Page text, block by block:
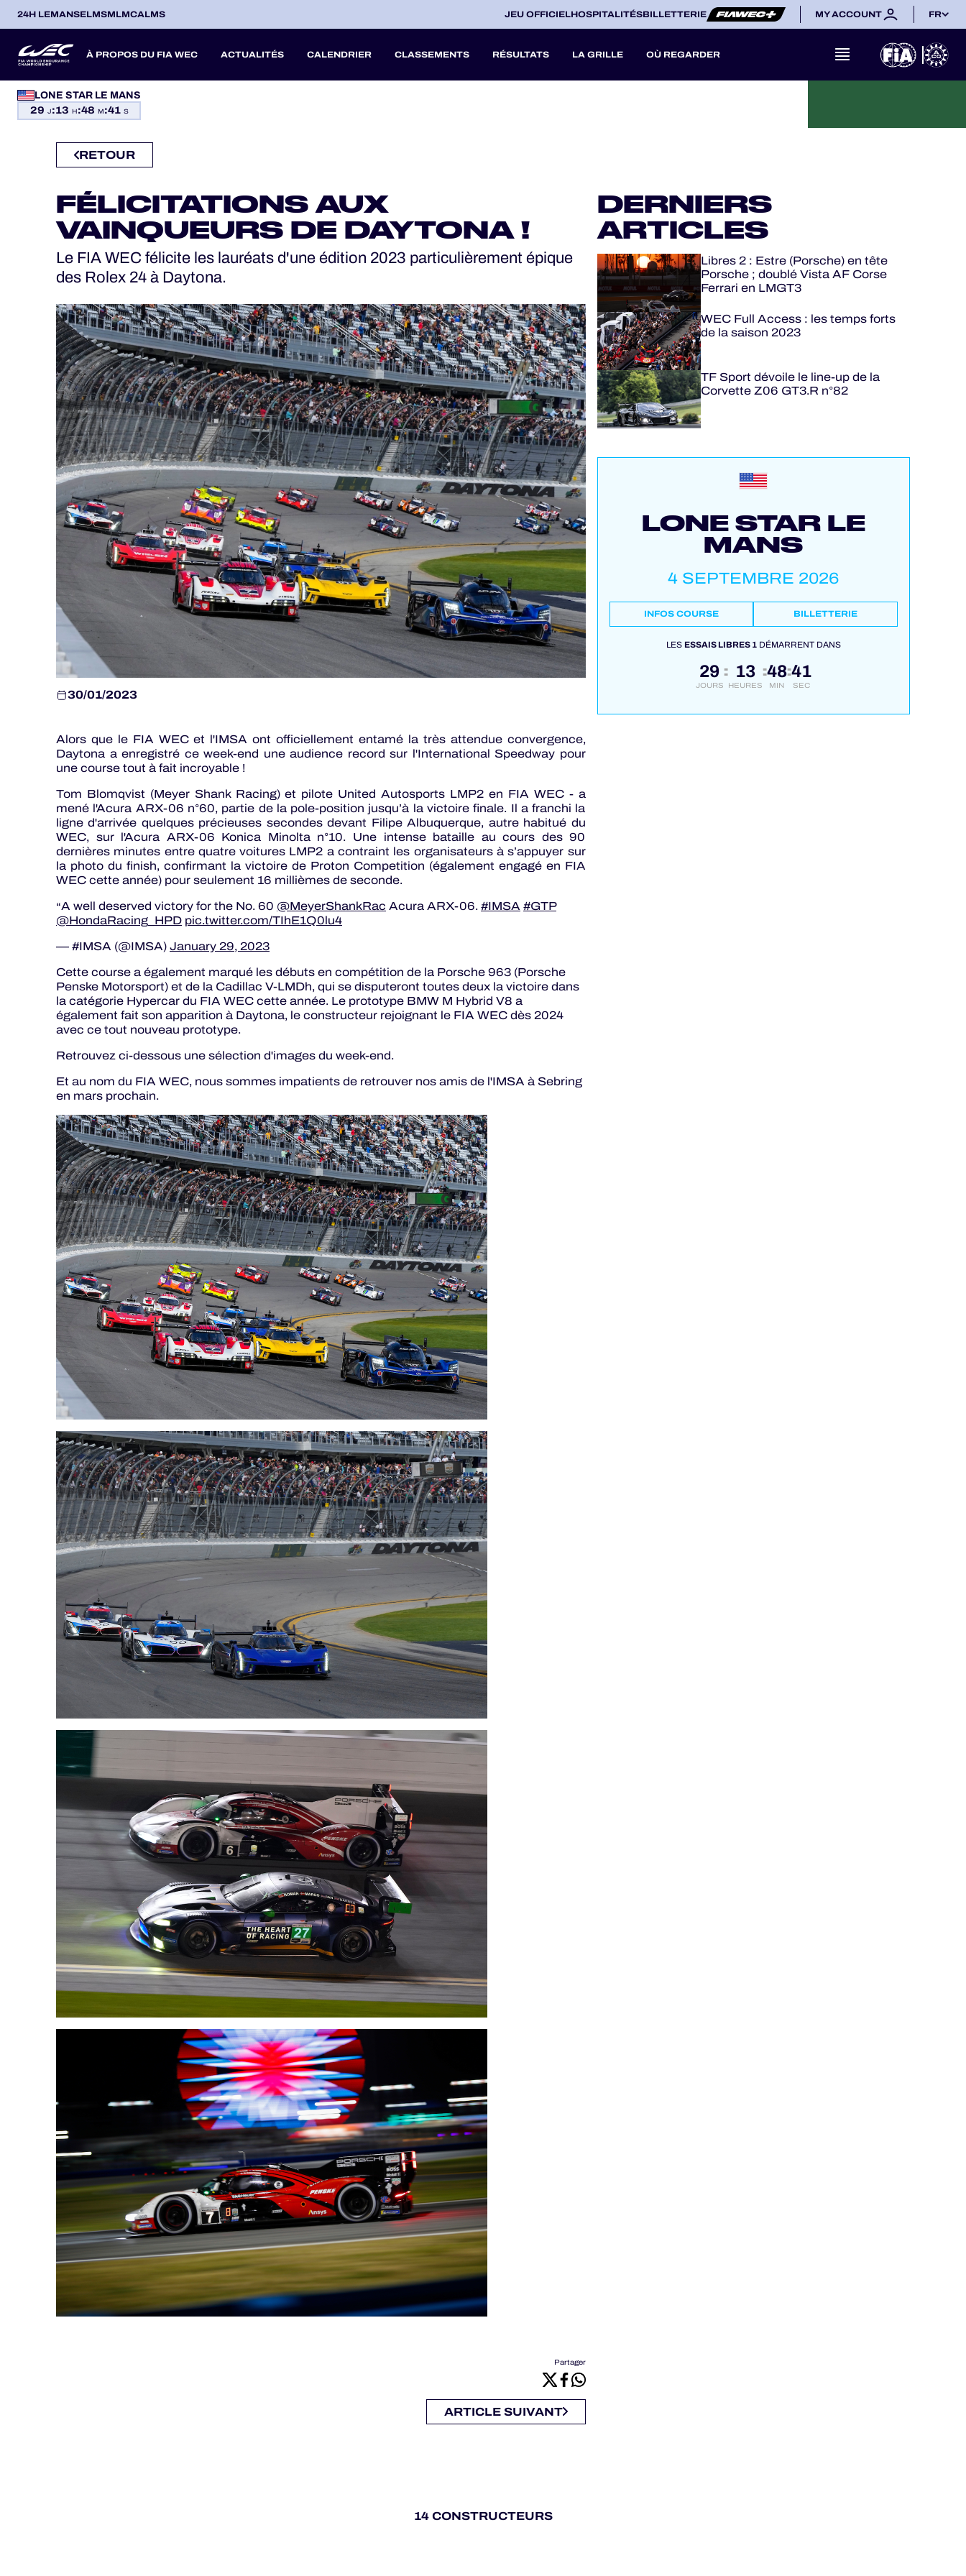
24H LEMANSELMSMLMCALMS JEU OFFICIELHOSPITALITÉSBILLETTERIE MY ACCOUNT FR
À PROPOS DU FIA WEC ACTUALITÉS CALENDRIER
SAISONS PASSÉESSAISON 2026
ITA
AVR
BEL
MAI
FRA
JUN JUL SEP SEP OCT NOV
CLASSEMENTS RÉSULTATS LA GRILLE OÙ REGARDER
LONE STAR LE MANS
29 J:13 H:48 M:40 S
PROGRAMMES OFFICIELS
HOSPITALITÉS
BILLETTERIE
24H LEMANS
RETOUR
FÉLICITATIONS AUX
VAINQUEURS DE DAYTONA !
Le FIA WEC félicite les lauréats d'une édition 2023 particulièrement épique
des Rolex 24 à Daytona.
30/01/2023
Alors que le FIA WEC et l'IMSA ont officiellement entamé la très attendue convergence,
Daytona a enregistré ce week-end une audience record sur l'International Speedway pour
une course tout à fait incroyable !
Tom Blomqvist (Meyer Shank Racing) et pilote United Autosports LMP2 en FIA WEC - a
mené l'Acura ARX-06 n°60, partie de la pole-position jusqu’à la victoire finale. Il a franchi la
ligne d'arrivée quelques précieuses secondes devant Filipe Albuquerque, autre habitué du
WEC, sur l'Acura ARX-06 Konica Minolta n°10. Une intense bataille au cours des 90
dernières minutes entre quatre voitures LMP2 a contraint les organisateurs à s’appuyer sur
la photo du finish, confirmant la victoire de Proton Competition (également engagé en FIA
WEC cette année) pour seulement 16 millièmes de seconde.
A well deserved victory for the No. 60 @MeyerShankRac Acura ARX-06.#IMSA #GTP
@HondaRacing_HPD pic.twitter.com/TIhE1Q0lu4
— #IMSA (@IMSA)January 29, 2023
Cette course a également marqué les débuts en compétition de la Porsche 963 (Porsche
Penske Motorsport) et de la Cadillac V-LMDh, qui se disputeront toutes deux la victoire dans
la catégorie Hypercar du FIA WEC cette année. Le prototype BMW M Hybrid V8 a
également fait son apparition à Daytona, le constructeur rejoignant le FIA WEC dès 2024
avec ce tout nouveau prototype.
Retrouvez ci-dessous une sélection d'images du week-end.
Et au nom du FIA WEC, nous sommes impatients de retrouver nos amis de l'IMSA à Sebring
en mars prochain.
Partager
ARTICLE SUIVANT
DERNIERS
ARTICLES
Libres 2 : Estre (Porsche) en tête
Porsche ; doublé Vista AF Corse
Ferrari en LMGT3
WEC Full Access : les temps forts
de la saison 2023
TF Sport dévoile le line-up de la
Corvette Z06 GT3.R n°82
LONE STAR LE
MANS
4 SEPTEMBRE 2026
INFOS COURSE BILLETTERIE
LESESSAIS LIBRES 1DÉMARRENT DANS
29
JOURS
: 13
HEURES
:48
MIN
:40
SEC
14 CONSTRUCTEURS